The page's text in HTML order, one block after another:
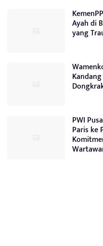
Ayah di
yang
PWI
Paris ke